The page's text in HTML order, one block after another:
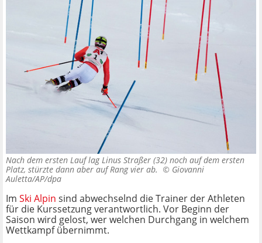
Nach dem ersten Lauf lag Linus Straßer (32) noch auf dem ersten
Platz, stürzte dann aber auf Rang vier ab. © Giovanni
Auletta/AP/dpa
Im Ski Alpin sind abwechselnd die Trainer der Athleten
für die Kurssetzung verantwortlich. Vor Beginn der
Saison wird gelost, wer welchen Durchgang in welchem
Wettkampf übernimmt.